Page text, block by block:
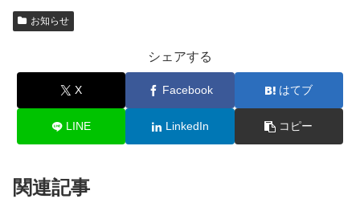
お知らせ
シェアする
X Facebook はてブ
LINE LinkedIn コピー
関連記事